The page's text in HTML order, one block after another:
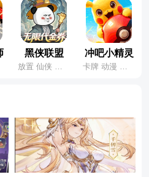
黑侠联盟
放置 仙侠 养成
冲吧小精灵
卡牌 动漫 宝可梦